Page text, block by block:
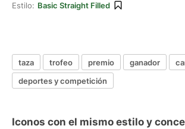
Estilo: Basic Straight Filled
taza trofeo premio ganador
deportes y competición
Iconos con el mismo estilo y